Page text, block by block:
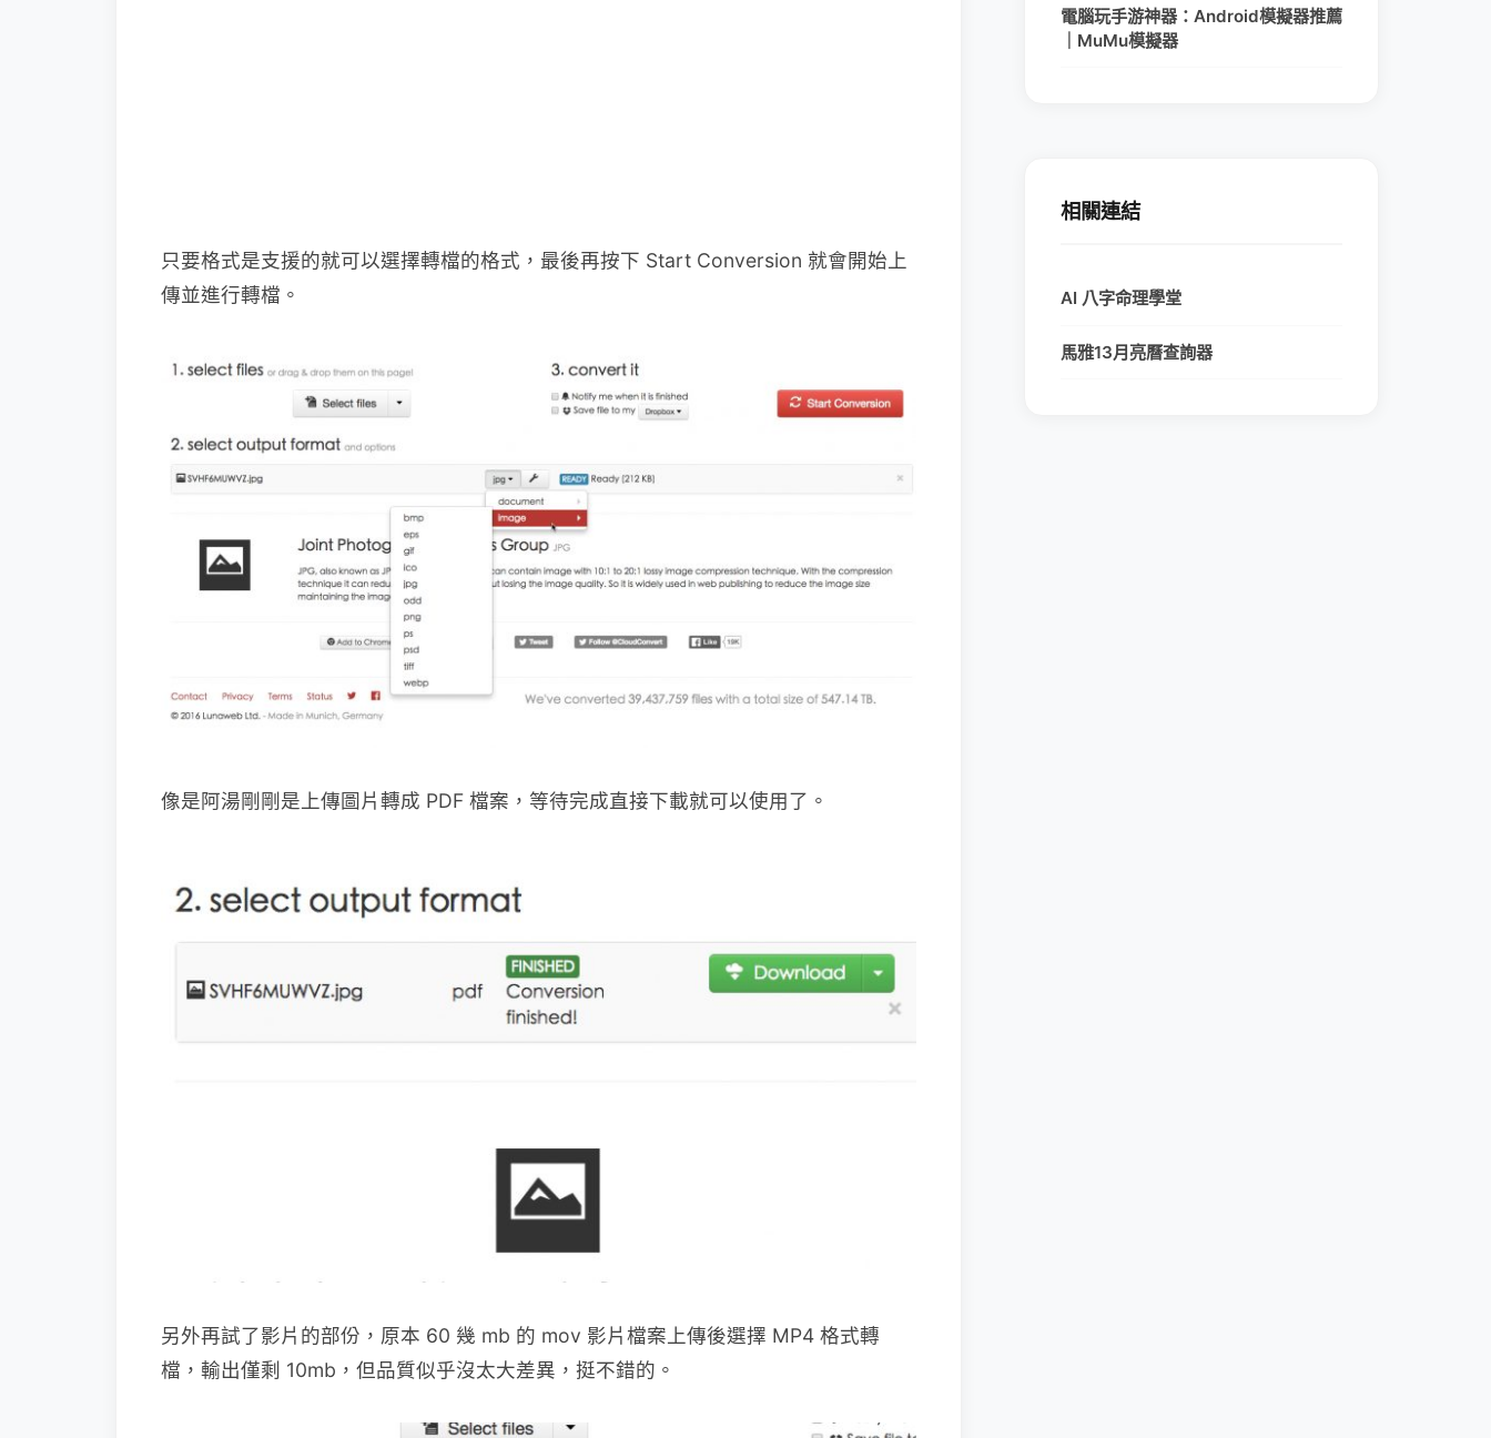
只要格式是支援的就可以選擇轉檔的格式，最後再按下 Start Conversion 就會開始上
傳並進行轉檔。
像是阿湯剛剛是上傳圖片轉成 PDF 檔案，等待完成直接下載就可以使用了。
另外再試了影片的部份，原本 60 幾 mb 的 mov 影片檔案上傳後選擇 MP4 格式轉
檔，輸出僅剩 10mb，但品質似乎沒太大差異，挺不錯的。
電腦玩手游神器：Android模擬器推薦
｜MuMu模擬器
相關連結
AI 八字命理學堂
馬雅13月亮曆查詢器